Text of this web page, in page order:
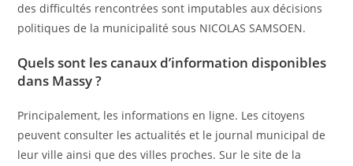
des difficultés rencontrées sont imputables aux décisions
politiques de la municipalité sous NICOLAS SAMSOEN.
Quels sont les canaux d’information disponibles
dans Massy ?
Principalement, les informations en ligne. Les citoyens
peuvent consulter les actualités et le journal municipal de
leur ville ainsi que des villes proches. Sur le site de la